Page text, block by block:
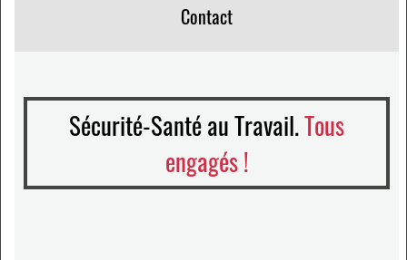
Contact
Sécurité-Santé au Travail.Tous
engagés !